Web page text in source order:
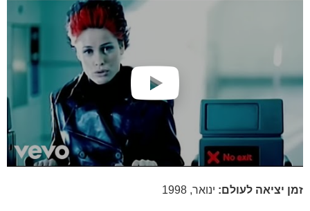
זמן יציאה לעולם: ינואר, 1998